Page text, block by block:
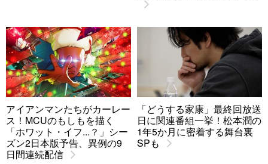
アイアンマンたちがカーレー
ス！MCUのもしもを描く
「ホワット・イフ...？」シー
ズン2日本版予告、異例の9
日間連続配信
「どうする家康」最終回放送
日に関連番組一挙！松本潤の
1年5か月に密着する舞台裏
SPも